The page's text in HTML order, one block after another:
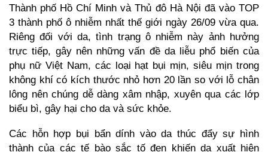
Thành phố Hồ Chí Minh và Thủ đô Hà Nội đã vào TOP
3 thành phố ô nhiễm nhất thế giới ngày 26/09 vừa qua.
Riêng đối với da, tình trạng ô nhiễm này ảnh hưởng
trực tiếp, gây nên những vấn đề da liễu phổ biến của
phụ nữ Việt Nam, các loại hạt bụi mịn, siêu mịn trong
không khí có kích thước nhỏ hơn 20 lần so với lỗ chân
lông nên chúng dễ dàng xâm nhập, xuyên qua các lớp
biểu bì, gây hại cho da và sức khỏe.
Các hỗn hợp bụi bẩn dính vào da thúc đẩy sự hình
thành của các tế bào sắc tố đen khiến da xuất hiện